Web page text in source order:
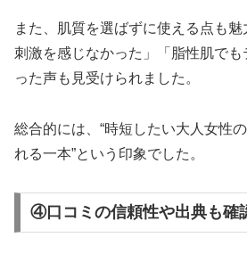
また、肌質を選ばずに使える点も
刺激を感じなかった」「脂性肌で
った声も見受けられました。
総合的には、“時短したい大人女性
れる一本”という印象でした。
④口コミの信頼性や出典も確